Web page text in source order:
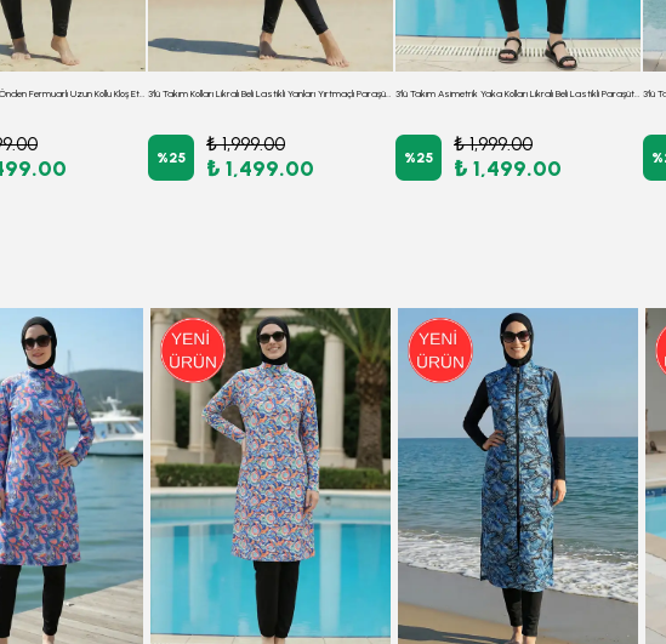
3'Lü Takım Yarım Balıkçı Önden Fermuarlı Uzun Kollu Kloş Etekli Burkini Tesettür Mayo D52 3'lü Takım Kolları Likralı Beli Lastikli Yanları Yırtmaçlı Paraşüt Kumaş Burkini Tesettür Mayo D62
%25
₺ 1,999.00
₺ 1,499.00
3'lü Takım Asimetrik Yaka Kolları Likralı Beli Lastikli Paraşüt Kumaş Burkini Tesettür Mayo D52
%25
₺ 1,999.00
₺ 1,499.00 %